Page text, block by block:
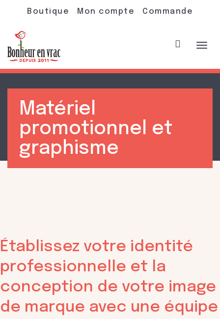
Boutique Mon compte Commande
Matériel
promotionnel et
graphisme
Établissez votre identité
professionnelle et la
conception de votre image
de marque avec une équipe